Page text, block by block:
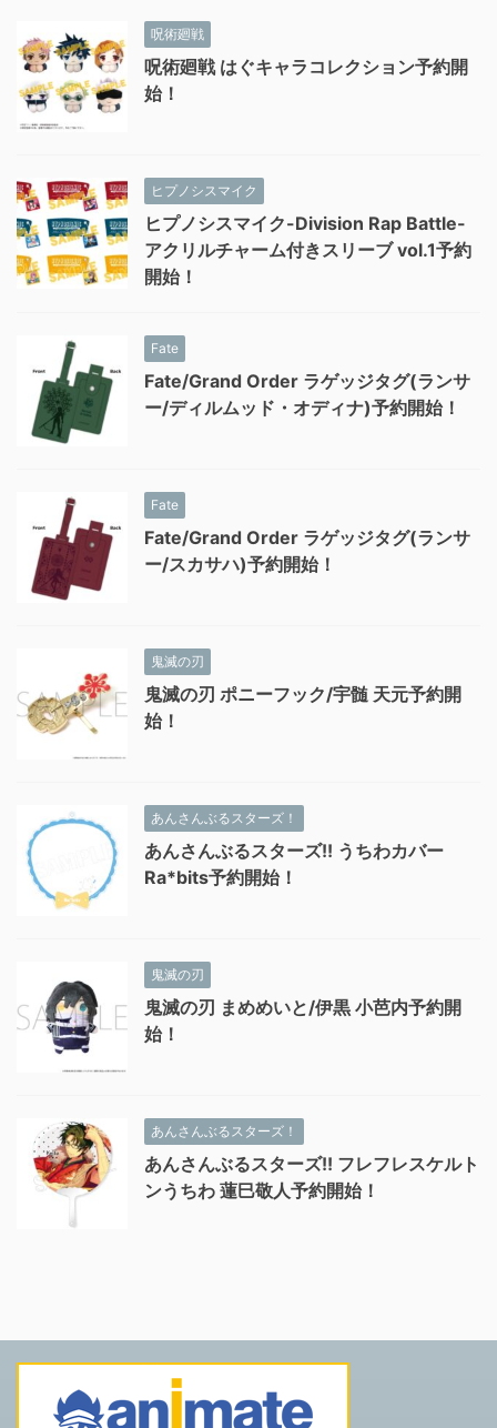
呪術廻戦
呪術廻戦 はぐキャラコレクション予約開
始！
ヒプノシスマイク
ヒプノシスマイク-Division Rap Battle-
アクリルチャーム付きスリーブ vol.1予約
開始！
Fate
Fate/Grand Order ラゲッジタグ(ランサ
ー/ディルムッド・オディナ)予約開始！
Fate
Fate/Grand Order ラゲッジタグ(ランサ
ー/スカサハ)予約開始！
鬼滅の刃
鬼滅の刃 ポニーフック/宇髄 天元予約開
始！
あんさんぶるスターズ！
あんさんぶるスターズ!! うちわカバー
Ra*bits予約開始！
鬼滅の刃
鬼滅の刃 まめめいと/伊黒 小芭内予約開
始！
あんさんぶるスターズ！
あんさんぶるスターズ!! フレフレスケルト
ンうちわ 蓮巳敬人予約開始！